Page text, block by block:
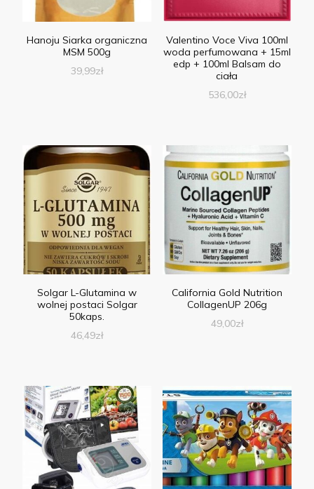
Hanoju Siarka organiczna
MSM 500g
39,99zł
Valentino Voce Viva 100ml
woda perfumowana + 15ml
edp + 100ml Balsam do
ciała
536,00zł
Solgar L-Glutamina w
wolnej postaci Solgar
50kaps.
46,49zł
California Gold Nutrition
CollagenUP 206g
49,00zł